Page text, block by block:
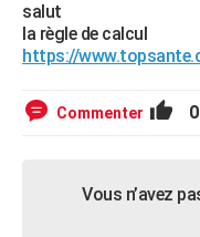
salut
la règle de calcul
https://
Commenter 0
Vous n’avez